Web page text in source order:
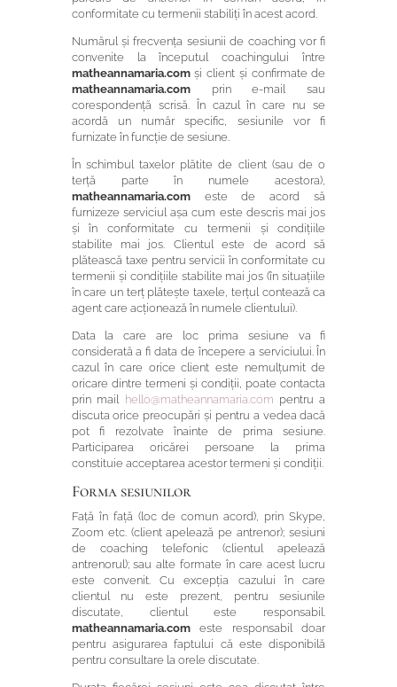
conformitate cu termenii stabiliți în acest acord.
Numărul și frecvența sesiunii de coaching vor fi
convenite la începutul coachingului între
matheannamaria.comși client și confirmate de
matheannamaria.comprin e-mail sau
corespondență scrisă. În cazul în care nu se
acordă un număr specific, sesiunile vor fi
furnizate în funcție de sesiune.
În schimbul taxelor plătite de client (sau de o
terță parte în numele acestora),
matheannamaria.comeste de acord să
furnizeze serviciul așa cum este descris mai jos
și în conformitate cu termenii și condițiile
stabilite mai jos. Clientul este de acord să
plătească taxe pentru servicii în conformitate cu
termenii și condițiile stabilite mai jos (în situațiile
în care un terț plătește taxele, terțul contează ca
agent care acționează în numele clientului).
Data la care are loc prima sesiune va fi
considerată a fi data de începere a serviciului. În
cazul în care orice client este nemulțumit de
oricare dintre termeni și condiții, poate contacta
prin mail hello@matheannamaria.com pentru a
discuta orice preocupări și pentru a vedea dacă
pot fi rezolvate înainte de prima sesiune.
Participarea oricărei persoane la prima
constituie acceptarea acestor termeni și condiții.
Forma sesiunilor
Față în față (loc de comun acord), prin Skype,
Zoom etc. (client apelează pe antrenor); sesiuni
de coaching telefonic (clientul apelează
antrenorul); sau alte formate în care acest lucru
este convenit. Cu excepția cazului în care
clientul nu este prezent, pentru sesiunile
discutate, clientul este responsabil.
matheannamaria.comeste responsabil doar
pentru asigurarea faptului că este disponibilă
pentru consultare la orele discutate.